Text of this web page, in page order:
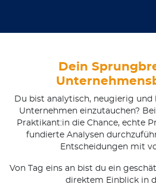
Dein
Du bist analytisch, neugierig und
Unternehmen einzutauchen?
Praktikant:in die Chance, echte
fundierte Analysen
Entscheidungen mit
Von Tag eins an bist du ein
direktem Einblick in